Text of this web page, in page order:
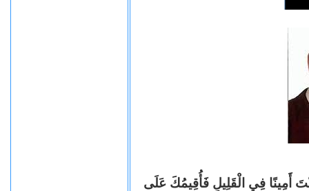
أَمِينًا فِي الْقَلِيلِ فَأُقِيمُكَ عَلَى